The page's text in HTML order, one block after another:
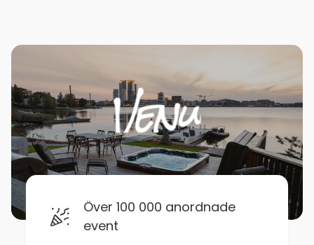
Över 100 000 anordnade
event